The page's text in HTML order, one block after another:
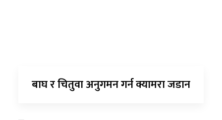
बाघ र चितुवा अनुगमन गर्न क्यामरा जडान